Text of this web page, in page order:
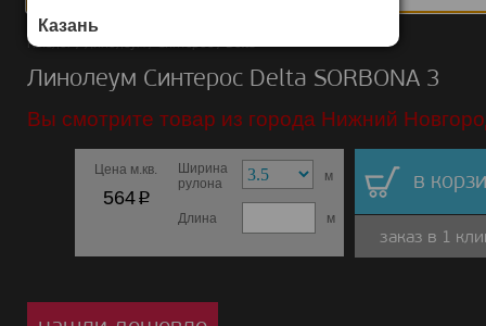
Казань
Каталог/Линолеум/Синтерос/Delta
Линолеум Синтерос Delta SORBONA 3
Вы смотрите товар из города Нижний
Цена м.кв.
564p
Ширина
рулона
м
Длина м
в
заказ в 1